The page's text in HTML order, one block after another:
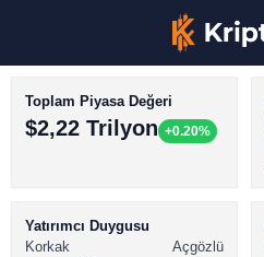
BİTCOİN HABERLERİ
Toplam Piyasa Değeri
$2,22 Trilyon +0.20%
Yatırımcı Duygusu
Korkak
Açgözlü